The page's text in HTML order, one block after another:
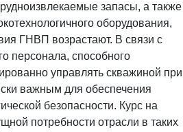
запасы, а также
оборудования,
ГНВП возрастают. В связи с
персонала, способного
управлять скважиной при
важным для обеспечения
безопасности. Курс на
потребности отрасли в таких